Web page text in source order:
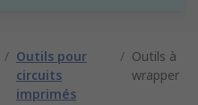
/ Outils pour
circuits
imprimés
/ Outils à
wrapper